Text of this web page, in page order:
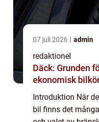
07 juli 2026 admin
redaktionel
Däck: Grunden
ekonomisk
Introduktion När
bil finns det